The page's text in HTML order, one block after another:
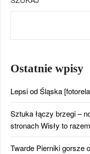
Ostatnie wpisy
Lepsi od Śląska
Sztuka łączy brzegi –
stronach Wisły to
Twarde Pierniki gorsze